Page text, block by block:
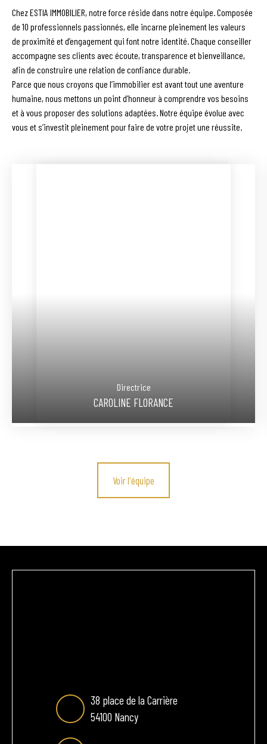
Chez ESTIA IMMOBILIER, notre force réside dans notre équipe. Composée
de 10 professionnels passionnés, elle incarne pleinement les valeurs
de proximité et d’engagement qui font notre identité. Chaque conseiller
accompagne ses clients avec écoute, transparence et bienveillance,
afin de construire une relation de confiance durable.
Parce que nous croyons que l’immobilier est avant tout une aventure
humaine, nous mettons un point d’honneur à comprendre vos besoins
et à vous proposer des solutions adaptées. Notre équipe évolue avec
vous et s’investit pleinement pour faire de votre projet une réussite.
Directrice
CAROLINE FLORANCE
Voir l'équipe
38 place de la Carrière
54100 Nancy